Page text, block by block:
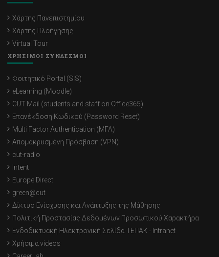
Χάρτης Πανεπιστημίου
Χάρτης Πλοήγησης
Virtual Tour
ΧΡΗΣΙΜΟΙ ΣΥΝΔΕΣΜΟΙ
Φοιτητικό Portal (SIS)
eLearning (Moodle)
CUT Mail (students and staff on Office365)
Επανέκδοση Κωδικού (Password Reset)
Multi Factor Authentication (MFA)
Απομακρυσμένη Πρόσβαση (VPN)
cut-radio
Intent
Europe Direct
green@cut
Δίκτυο Ενίσχυσης και Ανάπτυξης της Μάθησης
Πολιτική Προστασίας Δεδομένων Προσωπικού Χαρακτήρα
Ενδοδικτυακή Ηλεκτρονική Σελίδα ΤΕΠΑΚ - Intranet
Χρήσιμα videos